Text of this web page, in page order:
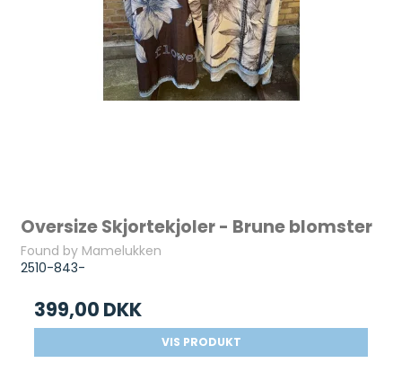
Oversize Skjortekjoler - Brune blomster
Found by Mamelukken
2510-843-
399,00 DKK
VIS PRODUKT